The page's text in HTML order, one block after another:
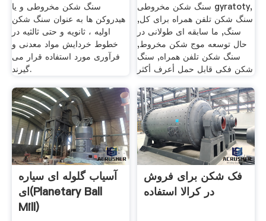
سنگ شکن مخروطی و یا
هیدروکن ها به عنوان سنگ شکن
اولیه ، ثانویه و حتی ثالثیه در
خطوط خردایش مواد معدنی و
فرآوری مورد استفاده قرار می
گیرند.
سنگ شکن مخروطی gyratoty,
سنگ شکن تلفن همراه برای کل,
سنگ, ما سابقه ای طولانی در
حال توسعه موج شکن مخروط,
سنگ شکن تلفن همراه, سنگ
شکن فکی قابل حمل أعرف أكثر
آسیاب گلوله ای سیاره
ای(Planetary Ball
Mill)
فک شکن برای فروش
در کرالا استفاده